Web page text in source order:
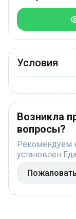
Условия
Возникла
вопросы?
Рекомендуем
установлен